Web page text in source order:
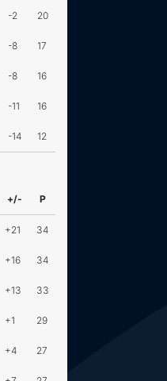
-2 20
-8 17
-8 16
-11 16
-14 12
+/- P
+21 34
+16 34
+13 33
+1 29
+4 27